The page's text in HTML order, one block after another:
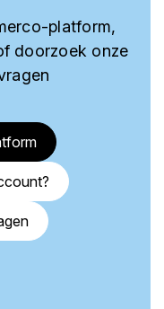
platform,
doorzoek onze